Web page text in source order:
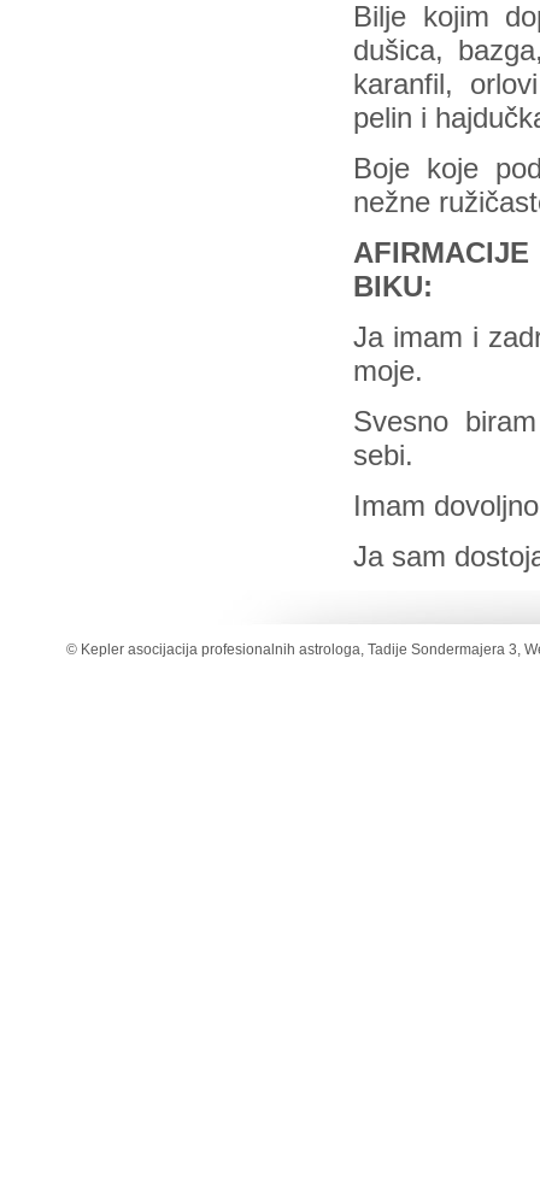
Bilje kojim
dušica,
karanfil,
pelin i
Boje koje
nežne
BIKU:
Ja imam i
moje.
Svesno
sebi.
Imam
Ja sam
© Kepler asocijacija profesionalnih astrologa, Tadije Sondermajera 3,